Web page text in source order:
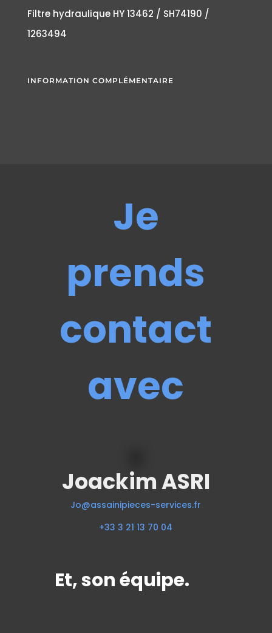
Filtre hydraulique HY 13462 / SH74190 /
1263494
INFORMATION COMPLÉMENTAIRE
Je
prends
contact
avec
Joackim ASRI
Jo@assainipieces-services.fr
+33 3 21 13 70 04
Et, son équipe.